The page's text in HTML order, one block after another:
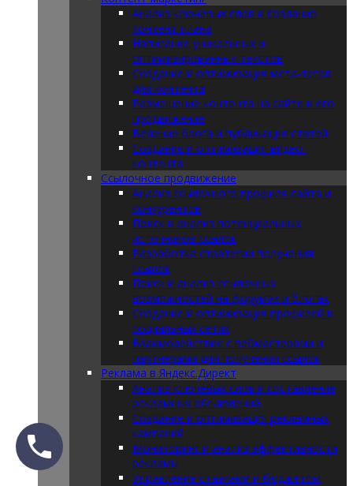
Анализ ключевых слов и создание
контент-плана
Написание уникальных и
оптимизированных текстов
Создание и оптимизация мета-тегов
для контента
Размещение контента на сайте и его
продвижение
Ведение блога и публикация статей
Создание и оптимизация видео-
контента
Ссылочное продвижение
Анализ ссылочного профиля сайта и
конкурентов
Поиск и анализ потенциальных
источников ссылок
Разработка стратегии получения
ссылок
Поиск и анализ ссылочных
возможностей на форумах и блогах
Создание и оптимизация профилей в
социальных сетях
Взаимодействие с вебмастерами и
партнерами для получения ссылок
Реклама в Яндекс.Директ
Анализ ключевых слов и составление
рекламных объявлений
Создание и оптимизация рекламных
кампаний
Мониторинг и анализ эффективности
рекламы
Управление ставками и бюджетом